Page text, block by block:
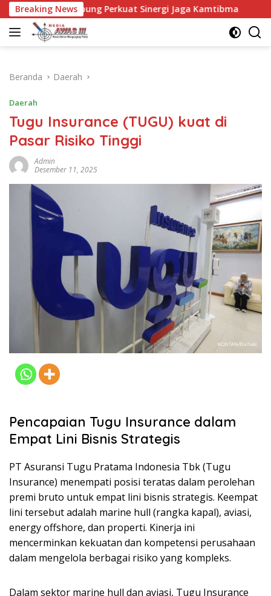
Langsung
ke
konten
Breaking News
Abung Perkuat Sinergi Jaga Kamtibma Keluarga
Beranda Daerah
Daerah
Tugu Insurance (TUGU) kuat di
Pasar Risiko Tinggi
Admin
Desember 11, 2025
Pencapaian Tugu Insurance dalam
Empat Lini Bisnis Strategis
PT Asuransi Tugu Pratama Indonesia Tbk (Tugu
Insurance) menempati posisi teratas dalam perolehan
premi bruto untuk empat lini bisnis strategis. Keempat
lini tersebut adalah marine hull (rangka kapal), aviasi,
energy offshore, dan properti. Kinerja ini
mencerminkan kekuatan dan kompetensi perusahaan
dalam mengelola berbagai risiko yang kompleks.
Dalam sektor marine hull dan aviasi, Tugu Insurance